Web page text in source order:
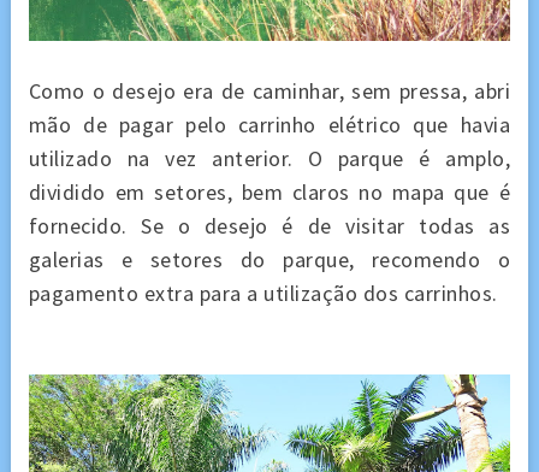
Como o desejo era de caminhar, sem pressa, abri
mão de pagar pelo carrinho elétrico que havia
utilizado na vez anterior. O parque é amplo,
dividido em setores, bem claros no mapa que é
fornecido. Se o desejo é de visitar todas as
galerias e setores do parque, recomendo o
pagamento extra para a utilização dos carrinhos.